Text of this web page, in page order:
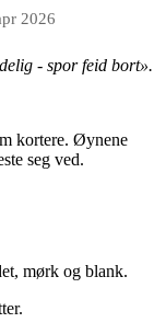
2026
- spor feid bort».
kortere. Øynene
seg ved.
mørk og blank.